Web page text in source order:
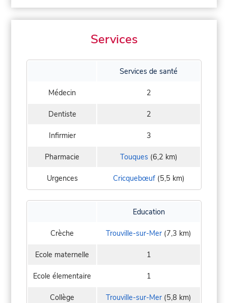
Services
Services de santé
Médecin 2
Dentiste 2
Infirmier 3
Pharmacie Touques(6,2 km)
Urgences Cricquebœuf(5,5 km)
Education
Crèche Trouville-sur-Mer (7,3 km)
Ecole maternelle 1
Ecole élementaire 1
Collège Trouville-sur-Mer (5,8 km)